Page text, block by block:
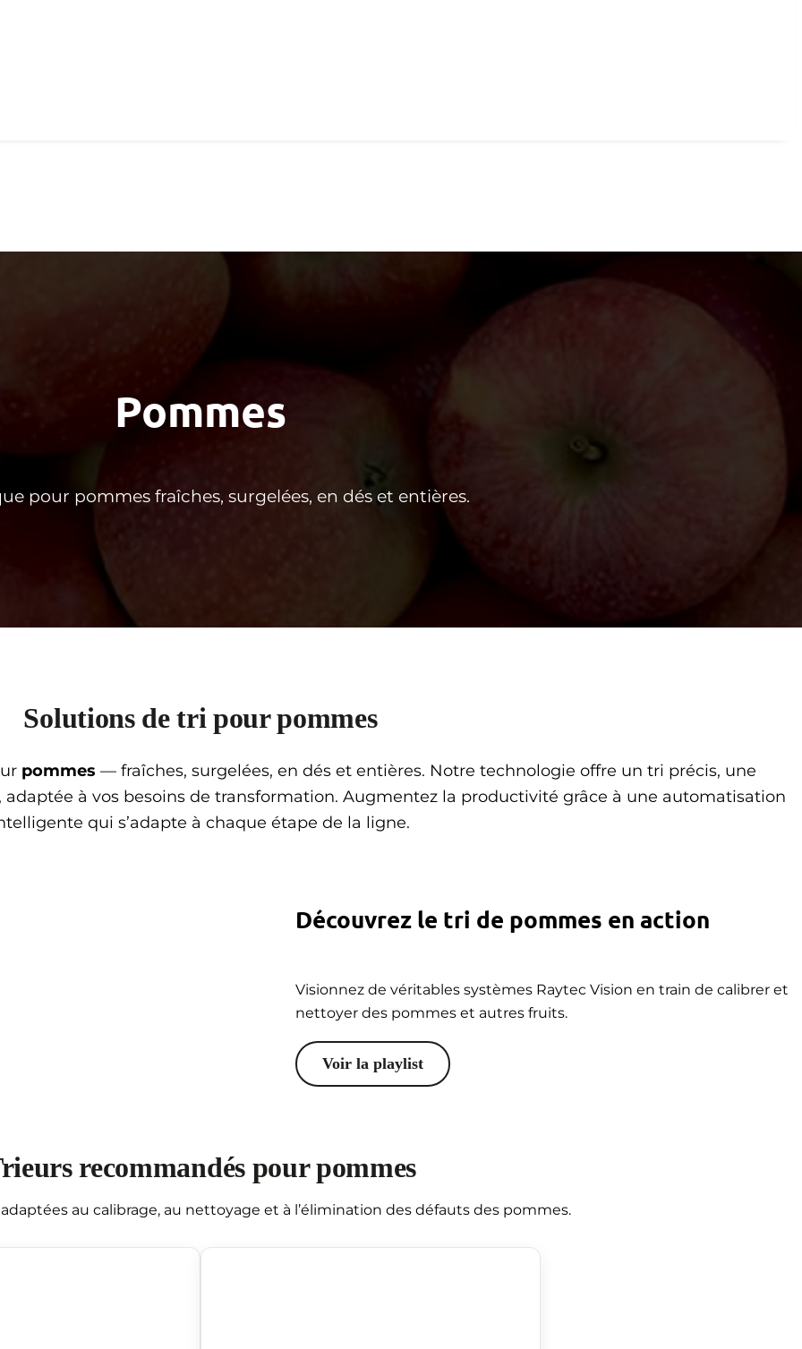
Pommes
pour pommes fraîches, surgelées, en dés et entières.
Solutions de tri pour pommes
pommes — fraîches, surgelées, en dés et entières. Notre technologie offre un tri précis, une
à vos besoins de transformation. Augmentez la productivité grâce à une automatisation
qui s’adapte à chaque étape de la ligne.
Découvrez le tri de pommes en action
Visionnez de véritables systèmes Raytec Vision en train de calibrer et
nettoyer des pommes et autres fruits.
Voir la playlist
recommandés pour pommes
au calibrage, au nettoyage et à l’élimination des défauts des pommes.